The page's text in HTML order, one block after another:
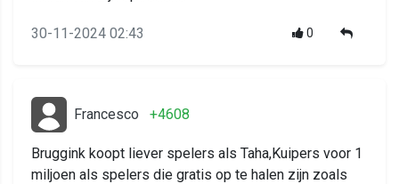
30-11-2024 02:43 0
Francesco +4608
Bruggink koopt liever spelers als Taha,Kuipers voor 1
miljoen als spelers die gratis op te halen zijn zoals